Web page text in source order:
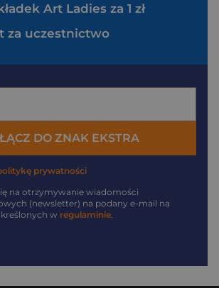
Art Ladies za 1 zł
za uczestnictwo
DO ZNAK EKSTRA
prywatności
na otrzymywanie wiadomości
(newsletter) na podany e-mail na
w regulaminie